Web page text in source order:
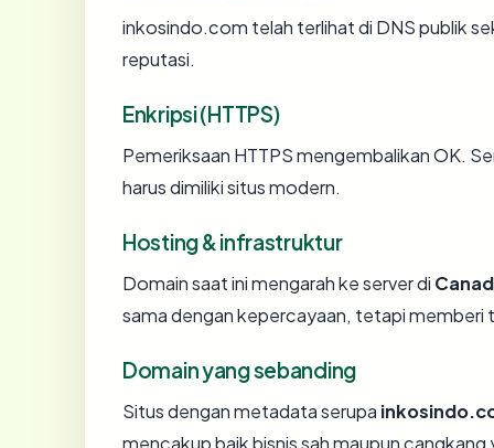
inkosindo.com telah terlihat di DNS publik
reputasi.
Enkripsi (HTTPS)
Pemeriksaan HTTPS mengembalikan OK.
harus dimiliki situs modern.
Hosting & infrastruktur
Domain saat ini mengarah ke server di
sama dengan kepercayaan, tetapi memberi
Domain yang sebanding
Situs dengan metadata serupa
mencakup baik bisnis sah maupun